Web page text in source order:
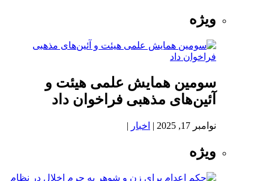
ویژه
سومین همایش علمی هیئت و
آئین‌های مذهبی فراخوان داد
نوامبر 17, 2025 | اخبار |
ویژه